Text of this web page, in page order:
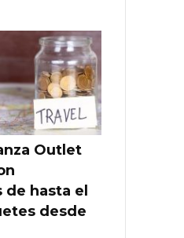
Outlet
de hasta el
desde